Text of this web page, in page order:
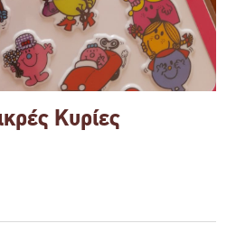
Κυρίες